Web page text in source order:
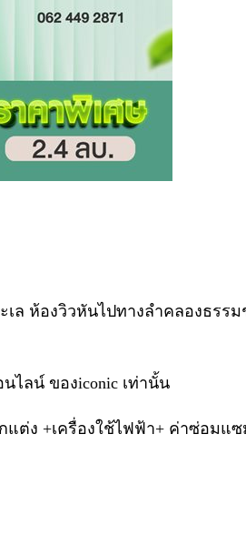
ห้องวิวหันไปทางลำคลองธร
ไลน์ ของiconic เท่านั้น
ต่ง +เครื่องใช้ไฟฟ้า+ ค่าซ่อม